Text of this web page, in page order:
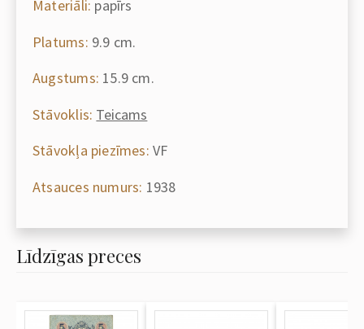
Materiāli: papīrs
Platums: 9.9 cm.
Augstums: 15.9 cm.
Stāvoklis: Teicams
Stāvokļa piezīmes: VF
Atsauces numurs: 1938
Līdzīgas preces